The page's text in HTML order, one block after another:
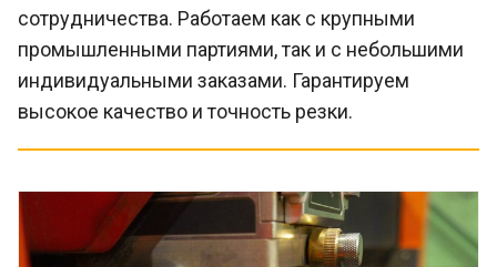
сотрудничества. Работаем как с крупными
промышленными партиями, так и с небольшими
индивидуальными заказами. Гарантируем
высокое качество и точность резки.